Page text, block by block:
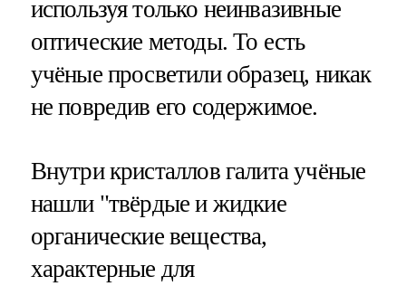
используя только неинвазивные
оптические методы. То есть
учёные просветили образец, никак
не повредив его содержимое.
Внутри кристаллов галита учёные
нашли "твёрдые и жидкие
органические вещества,
характерные для